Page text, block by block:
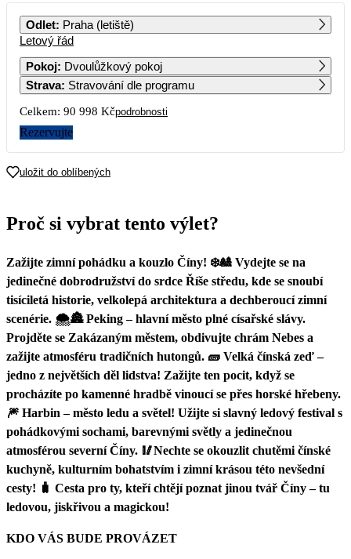
PO ÚT ST ČT PÁ SO NE
4 5 6 7
18
45 499
Odlet: Praha (letiště)
Letový řád
Pokoj: Dvoulůžkový pokoj
Strava: Stravování dle programu
Celkem: 90 998 Kčpodrobnosti
Rezervujte
uložit do oblíbených
Proč si vybrat tento výlet?
Zažijte zimní pohádku a kouzlo Číny! ❄️🎎 Vydejte se na
jedinečné dobrodružství do srdce Říše středu, kde se snoubí
tisíciletá historie, velkolepá architektura a dechberoucí zimní
scenérie. 🌨️🏯 Peking – hlavní město plné císařské slávy.
Projděte se Zakázaným městem, obdivujte chrám Nebes a
zažijte atmosféru tradičních hutongů. 🧱 Velká čínská zeď –
jedno z největších děl lidstva! Zažijte ten pocit, když se
procházíte po kamenné hradbě vinoucí se přes horské hřebeny.
🎆 Harbin – město ledu a světel! Užijte si slavný ledový festival s
pohádkovými sochami, barevnými světly a jedinečnou
atmosférou severní Číny. 🥢Nechte se okouzlit chutěmi čínské
kuchyně, kulturním bohatstvím i zimní krásou této nevšední
cesty! 🧳 Cesta pro ty, kteří chtějí poznat jinou tvář Číny – tu
ledovou, jiskřivou a magickou!
KDO VÁS BUDE PROVÁZET